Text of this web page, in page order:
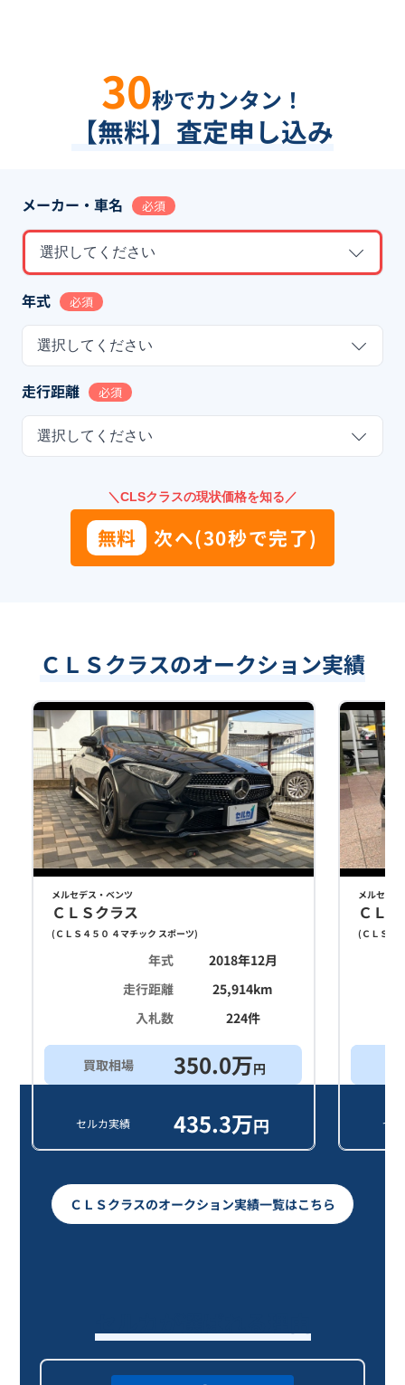
30秒でカンタン！
【無料】査定申し込み
メーカー・車名 必須
選択してください
年式 必須
選択してください
走行距離 必須
選択してください
＼CLSクラスの現状価格を知る／
無料 次へ(30秒で完了)
ＣＬＳクラスのオークション実績
メルセデス・ベンツ
ＣＬＳクラス
( ＣＬＳ４５０ ４マチック スポーツ)
年式
2018年12月
走行距離
25,914km
入札数
224件
買取相場 350.0万円
セルカ実績 435.3万円
メルセデ
ＣＬ
( ＣＬＳ２
セ
ＣＬＳクラスのオークション実績一覧はこちら